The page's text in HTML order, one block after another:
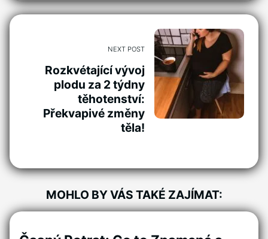
NEXT POST
Rozkvétající vývoj
plodu za 2 týdny
těhotenství:
Překvapivé změny
těla!
MOHLO BY VÁS TAKÉ ZAJÍMAT: